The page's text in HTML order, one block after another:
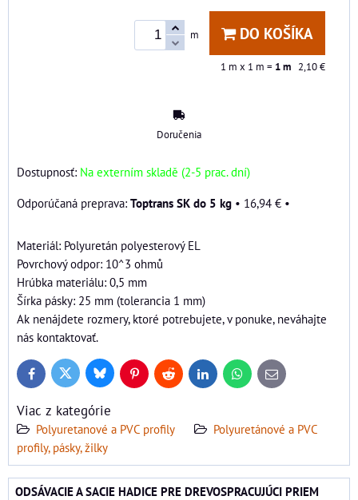
m DO KOŠÍKA
1 m x 1 m = 1m 2,10 €
Doručenia
Dostupnosť: Na externím skladě (2-5 prac. dní)
Toptrans SK do 5 kg • 16,94 € •
Materiál: Polyuretán polyesterový EL
Povrchový odpor: 10^3 ohmů
Hrúbka materiálu: 0,5 mm
Šírka pásky: 25 mm (tolerancia 1 mm)
Ak nenájdete rozmery, ktoré potrebujete, v ponuke, neváhajte
nás kontaktovať.
FacebookTwitter BlueskyPinterestReddit LinkedInWhatsApp
E-
mail
Viac z kategórie
Polyuretanové a PVC profily
Polyuretánové a PVC
profily, pásky, žilky
ODSÁVACIE A SACIE HADICE PRE DREVOSPRACUJÚCI PRIEM